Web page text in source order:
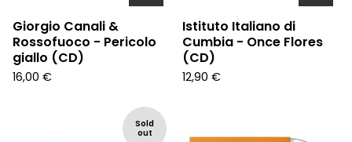
Giorgio Canali &
Rossofuoco - Pericolo
giallo (CD)
16,00 €
Istituto Italiano di
Cumbia - Once Flores
(CD)
12,90 €
Sold
out